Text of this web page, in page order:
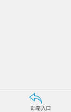
邮箱入口